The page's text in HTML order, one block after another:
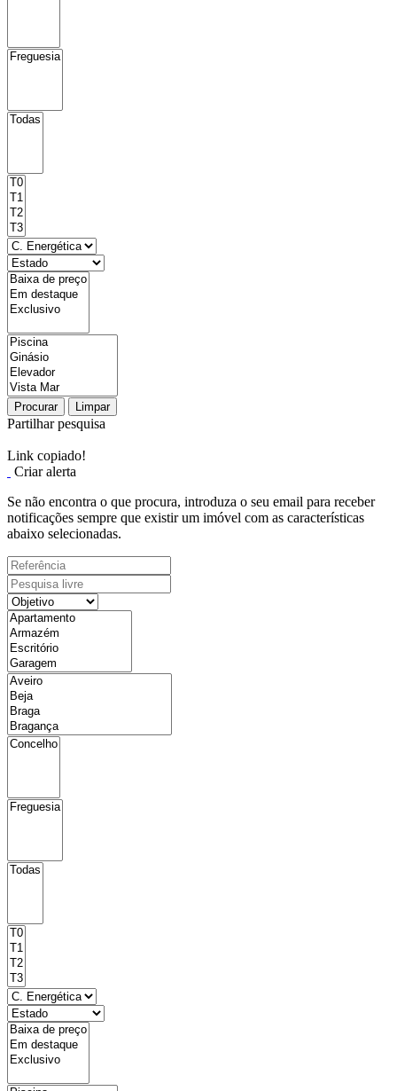
Procurar Limpar
Partilhar pesquisa
Link copiado!
Criar alerta
Se não encontra o que procura, introduza o seu email para receber
notificações sempre que existir um imóvel com as características
abaixo selecionadas.